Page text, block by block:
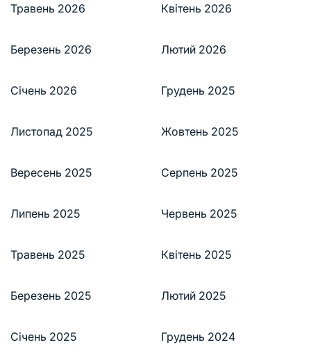
Травень 2026 Квітень 2026
Березень 2026 Лютий 2026
Січень 2026 Грудень 2025
Листопад 2025 Жовтень 2025
Вересень 2025 Серпень 2025
Липень 2025 Червень 2025
Травень 2025 Квітень 2025
Березень 2025 Лютий 2025
Січень 2025 Грудень 2024